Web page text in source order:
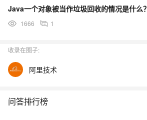
Java一个对象被当作垃圾回收的情况是什么？
1666 1
收录在圈子:
阿里技术
问答排行榜